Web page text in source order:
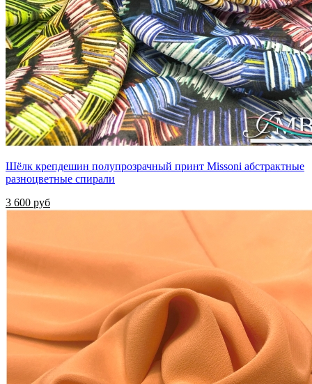
Шёлк крепдешин полупрозрачный принт Missoni абстрактные
разноцветные спирали
3 600 руб